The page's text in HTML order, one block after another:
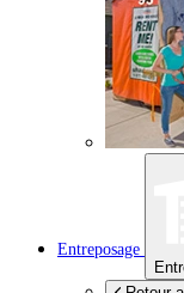
Entreposage